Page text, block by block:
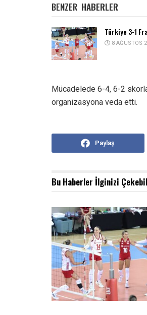
BENZER HABERLER
Türkiye 3-1
8 AĞUSTOS
Mücadelede 6-4, 6-2
organizasyona veda etti.
Paylaş
Bu Haberler İlginizi